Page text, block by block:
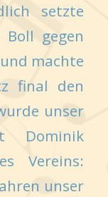
setzte
gegen
machte
final den
unser
Dominik
Vereins:
unser